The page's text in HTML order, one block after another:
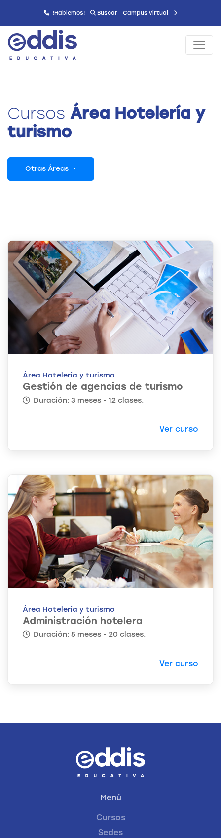
!Hablemos! Buscar Campus virtual
Cursos Área Hotelería y
turismo
Otras Áreas
Área Hotelería y turismo
Gestión de agencias de turismo
Duración: 3 meses - 12 clases.
Ver curso
Área Hotelería y turismo
Administración hotelera
Duración: 5 meses - 20 clases.
Ver curso
Menú
Cursos
Sedes